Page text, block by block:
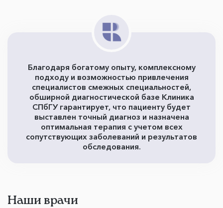
Благодаря богатому опыту, комплексному
подходу и возможностью привлечения
специалистов смежных специальностей,
обширной диагностической базе Клиника
СПбГУ гарантирует, что пациенту будет
выставлен точный диагноз и назначена
оптимальная терапия с учетом всех
сопутствующих заболеваний и результатов
обследования.
Наши врачи